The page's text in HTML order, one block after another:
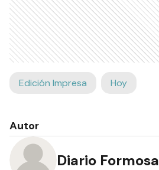
Edición Impresa Hoy
Autor
Diario Formosa